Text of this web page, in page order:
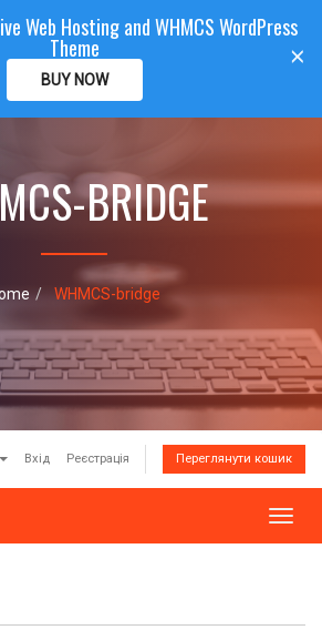
a
i
o
n
CLIENTAREA
BRIDGE
WHMCS-bridge
Вхід Реєстрація Переглянути кошик
T
o
×
Web Hosting and WHMCS WordPress
Theme
BUY NOW